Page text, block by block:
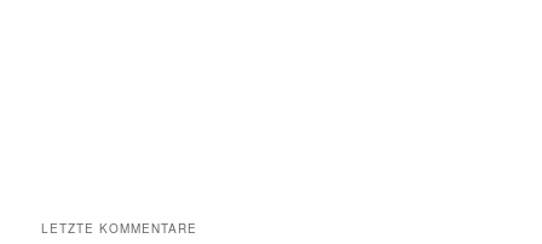
LETZTE KOMMENTARE